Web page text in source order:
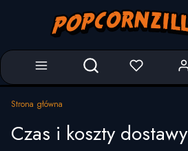
Otwórz wyszukiwarkę
Strona główna
Czas i koszty dostawy